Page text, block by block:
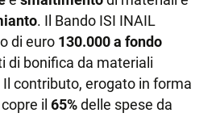
. Il Bando ISI INAIL
di euro 130.000 a fondo
di bonifica da materiali
contributo, erogato in forma
il 65%delle spese da